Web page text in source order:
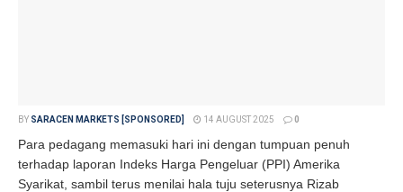
BY SARACEN MARKETS [SPONSORED] 14 AUGUST 2025 0
Para pedagang memasuki hari ini dengan tumpuan penuh
terhadap laporan Indeks Harga Pengeluar (PPI) Amerika
Syarikat, sambil terus menilai hala tuju seterusnya Rizab